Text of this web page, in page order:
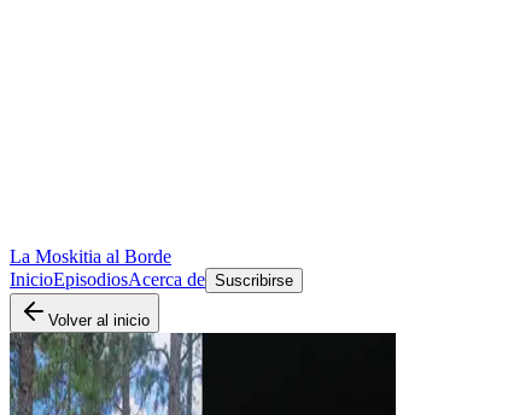
La Moskitia al Borde
InicioEpisodiosAcerca de Suscribirse
Volver al inicio